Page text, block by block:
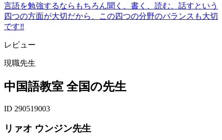
言語を勉強するならもちろん聞く、書く、読む、話すという
四つの方面が大切だから、この四つの分野のバランスも大切
です‼
レビュー
現職先生
中国語教室 全国の先生
ID 290519003
リァオ ウンジン先生